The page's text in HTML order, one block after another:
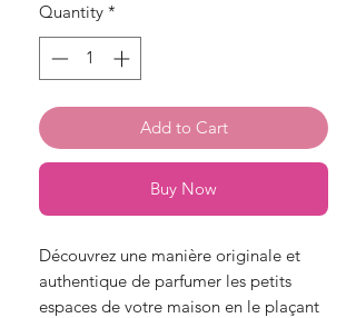
Quantity *
Add to Cart
Buy Now
Découvrez une manière originale et
authentique de parfumer les petits
espaces de votre maison en le plaçant